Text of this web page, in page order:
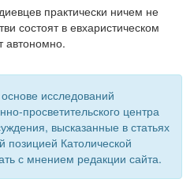
практически ничем не
состоят в евхаристическом
автономно.
исследований
просветительского центра
высказанные в статьях
Католической
с мнением редакции сайта.